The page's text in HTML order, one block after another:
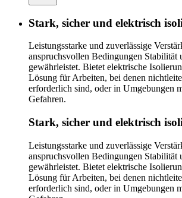
Stark, sicher und elektrisch
Leistungsstarke und zuverlässige
anspruchsvollen Bedingungen Stabilität
gewährleistet. Bietet elektrische
Lösung für Arbeiten, bei denen
erforderlich sind, oder in Umgebungen
Gefahren.
Stark, sicher und elektrisch
Leistungsstarke und zuverlässige
anspruchsvollen Bedingungen Stabilität
gewährleistet. Bietet elektrische
Lösung für Arbeiten, bei denen
erforderlich sind, oder in Umgebungen